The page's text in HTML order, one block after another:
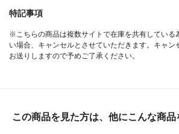
特記事項
※こちらの商品は複数サイトで在庫を共有している
い場合、キャンセルとさせていただきます。キャン
お送りしますので予めご了承ください。
この商品を見た方は、他にこんな商